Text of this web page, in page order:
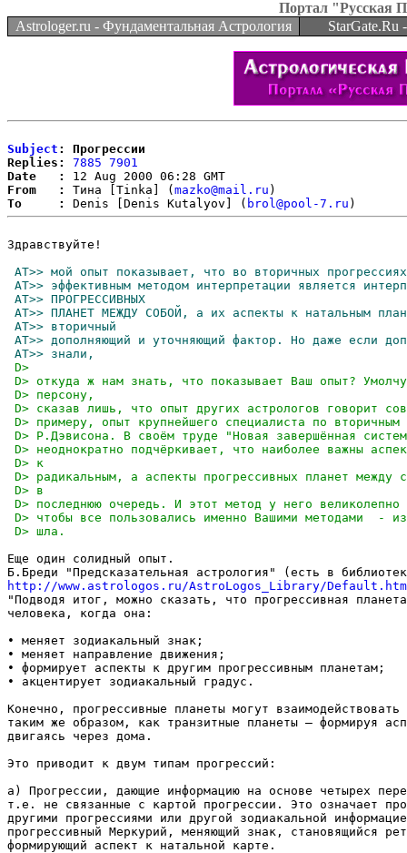
Портал "Русская
Astrologer.ru - Фундаментальная Астрология
StarGate.Ru
Subject : Прогрессии
Replies:
7885 7901
Date   :
From   :
Тина [Tinka] (mazko@mail.ru
To     :
Denis [Denis Kutalyov] ( brol@pool-7.ru
Здравствуйте!
Еще один солидный опыт.
http://www.astrologos.ru/AstroLogos_Library/Default.htm
"Подводя итог, можно сказать, что прогрессивная
человека, когда она:
• меняет зодиакальный знак;
• меняет направление движения;
• формирует аспекты к другим прогрессивным планетам;
• акцентирует зодиакальный градус.
Конечно, прогрессивные планеты могут
таким же образом, как транзитные планеты — формируя
двигаясь через дома.
Это приводит к двум типам прогрессий:
а) Прогрессии, дающие информацию на основе четырех
т.е. не связанные с картой прогрессии. Это означает
другими прогрессиями или другой зодиакальной
прогрессивный Меркурий, меняющий знак, становящийся
формирующий аспект к натальной карте.